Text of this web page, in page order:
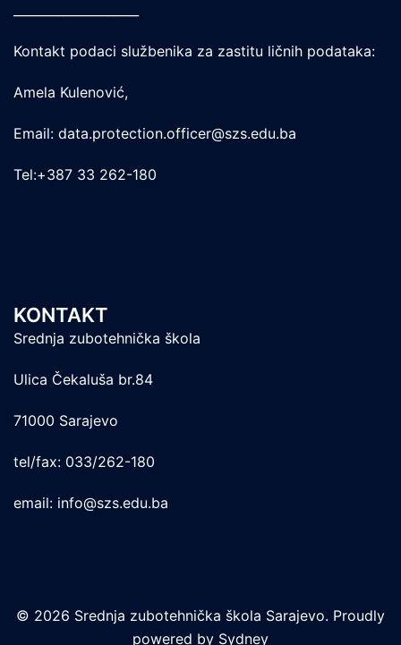
Kontakt podaci službenika za zastitu ličnih podataka:
Amela Kulenović,
Email: data.protection.officer@szs.edu.ba
Tel:+387 33 262-180
KONTAKT
Srednja zubotehnička škola
Ulica Čekaluša br.84
71000 Sarajevo
tel/fax: 033/262-180
email: info@szs.edu.ba
© 2026 Srednja zubotehnička škola Sarajevo. Proudly
powered by Sydney